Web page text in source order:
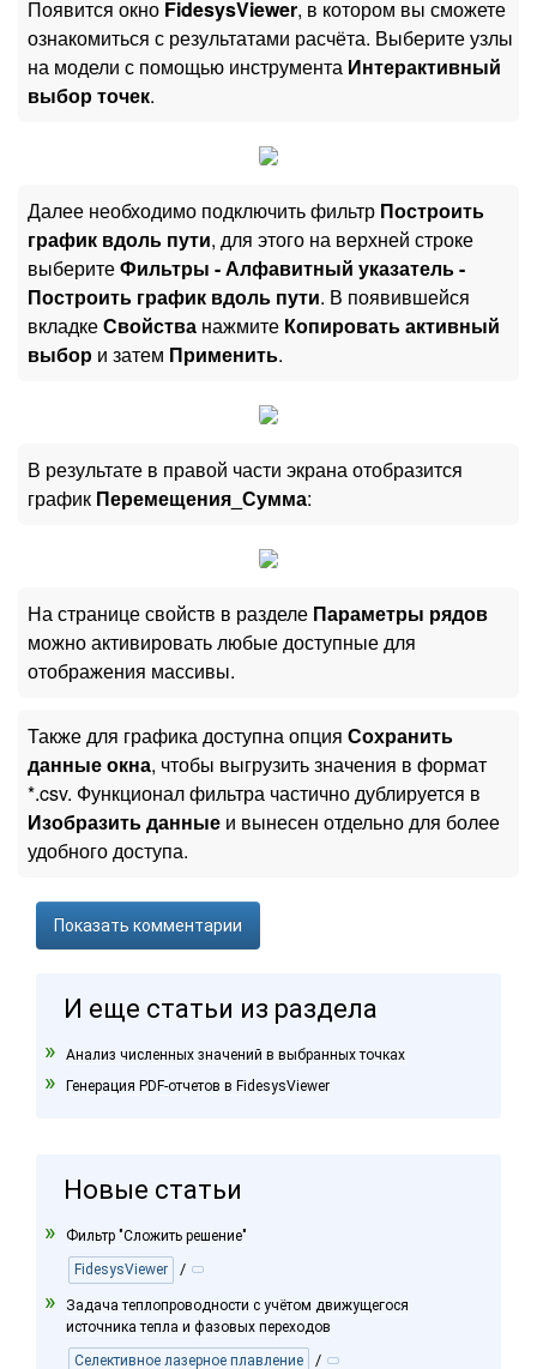
Появится окно FidesysViewer, в котором вы сможете
ознакомиться с результатами расчёта. Выберите узлы
на модели с помощью инструмента Интерактивный
выбор точек.
Далее необходимо подключить фильтр Построить
график вдоль пути, для этого на верхней строке
выберитеФильтры - Алфавитный указатель -
Построить график вдоль пути. В появившейся
вкладкеСвойства нажмите Копировать активный
выбор и затем Применить.
В результате в правой части экрана отобразится
график Перемещения_Сумма:
На странице свойств в разделе Параметры рядов
можно активировать любые доступные для
отображения массивы.
Также для графика доступна опция Сохранить
данные окна, чтобы выгрузить значения в формат
*.csv. Функционал фильтра частично дублируется в
Изобразить данные и вынесен отдельно для более
удобного доступа.
Показать комментарии
И еще статьи из раздела
Анализ численных значений в выбранных точках
Генерация PDF-отчетов в FidesysViewer
Новые статьи
Фильтр "Сложить решение"
FidesysViewer
/
Задача теплопроводности с учётом движущегося
источника тепла и фазовых переходов
Селективное лазерное плавление
/